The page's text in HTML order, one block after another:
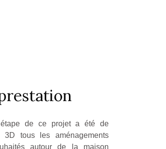
étape de ce projet a été de
3D tous les aménagements
autour de la maison